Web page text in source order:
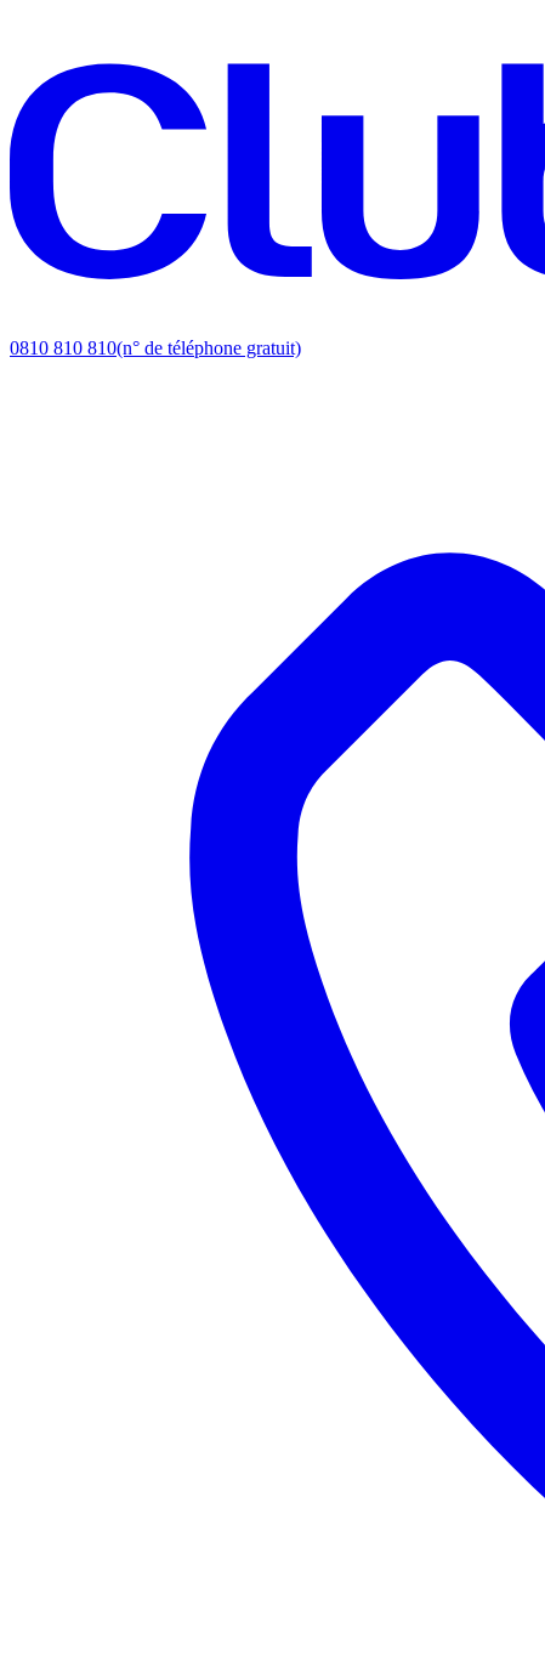
0810 810 810(n° de téléphone gratuit)